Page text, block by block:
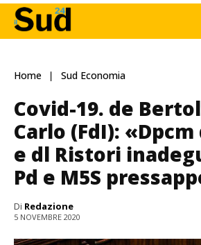
Home Sud Economia
Covid-19. de
Carlo (FdI):
e dl Ristori
Pd e M5S
Di Redazione
5 NOVEMBRE 2020